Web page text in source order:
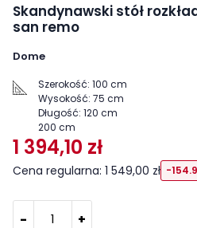
Skandynawski stół
san remo
Dome
Szerokość: 100 cm
Wysokość: 75 cm
Długość: 120 cm
200 cm
1 394,10 zł
Cena regularna: 1 549,00 zł -
- +